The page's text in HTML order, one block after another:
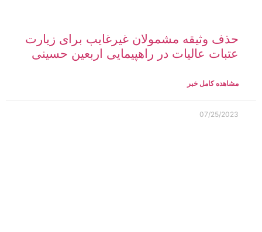
حذف وثیقه مشمولان غیرغایب برای زیارت
عتبات عالیات در راهپیمایی اربعین حسینی
مشاهده کامل خبر
07/25/2023